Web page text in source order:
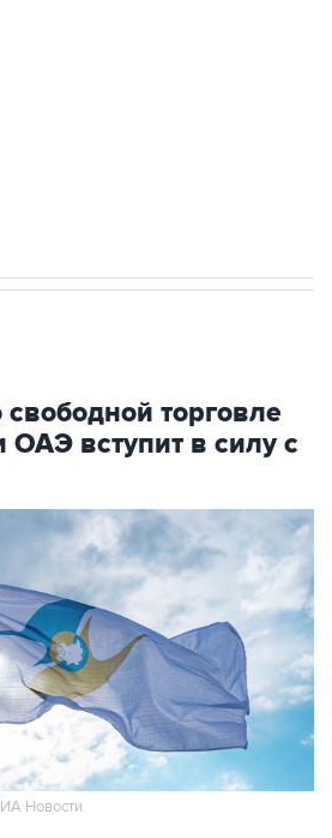
торговле
вступит в силу с
Новости